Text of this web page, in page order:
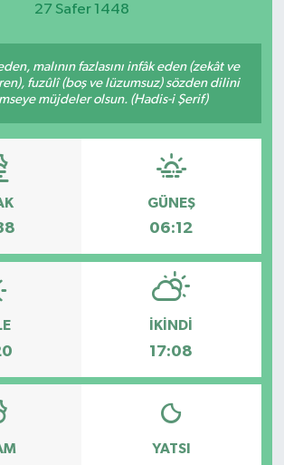
27 Safer 1448
malının fazlasını infâk eden (zekât ve
fuzûlî (boş ve lüzumsuz) sözden dilini
müjdeler olsun. (Hadis-i Şerif)
GÜNEŞ
06:12
İKINDI
17:08
YATSI